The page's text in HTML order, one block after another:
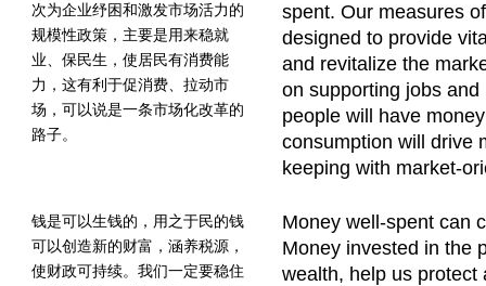
次为企业纾困和激发市场活力的
规模性政策，主要是用来稳就
业、保民生，使居民有消费能
力，这有利于促消费、拉动市
场，可以说是一条市场化改革的
路子。
spent. Our measures
designed to provide
and revitalize the
on supporting jobs
people will have
consumption will drive
keeping with market-
钱是可以生钱的，用之于民的钱
可以创造新的财富，涵养税源，
使财政可持续。我们一定要稳住
Money well-spent can
Money invested in the
wealth, help us protect